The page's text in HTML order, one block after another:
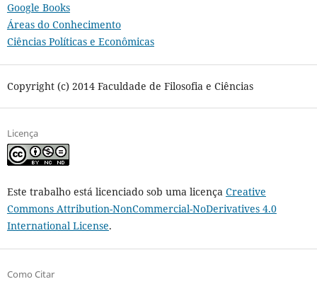
Google Books
Áreas do Conhecimento
Ciências Políticas e Econômicas
Copyright (c) 2014 Faculdade de Filosofia e Ciências
Licença
Este trabalho está licenciado sob uma licença Creative
Commons Attribution-NonCommercial-NoDerivatives 4.0
International License.
Como Citar